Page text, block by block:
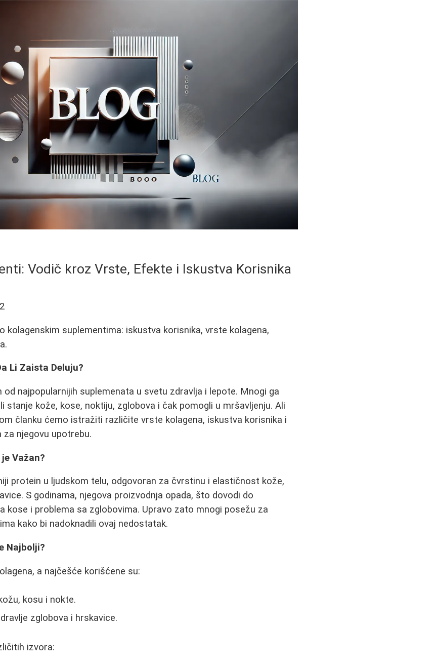
Vodič kroz Vrste, Efekte i Iskustva Korisnika
kolagenskim suplementima: iskustva korisnika, vrste kolagena,
Li Zaista Deluju?
od najpopularnijih suplemenata u svetu zdravlja i lepote. Mnogi ga
stanje kože, kose, noktiju, zglobova i čak pomogli u mršavljenju. Ali
članku ćemo istražiti različite vrste kolagena, iskustva korisnika i
za njegovu upotrebu.
Važan?
protein u ljudskom telu, odgovoran za čvrstinu i elastičnost kože,
S godinama, njegova proizvodnja opada, što dovodi do
kose i problema sa zglobovima. Upravo zato mnogi posežu za
kako bi nadoknadili ovaj nedostatak.
Najbolji?
a najčešće korišćene su:
kosu i nokte.
zglobova i hrskavice.
izvora: